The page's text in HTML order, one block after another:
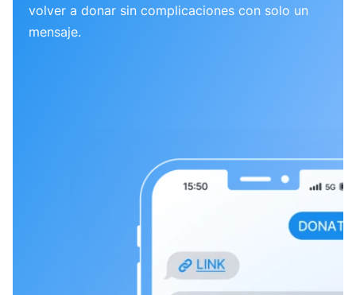
volver a donar sin complicaciones con solo un
mensaje.